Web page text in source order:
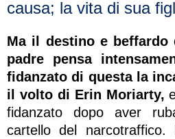
causa; la vita di sua
Ma il destino e beffardo
padre pensa
fidanzato di questa la
il volto di Erin Moriarty,
fidanzato dopo aver
cartello del narcotraffico.